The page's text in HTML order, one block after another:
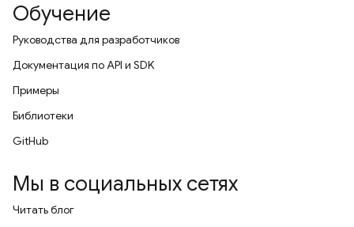
Обучение
Руководства для разработчиков
Документация по API и SDK
Примеры
Библиотеки
GitHub
Мы в социальных сетях
Читать блог